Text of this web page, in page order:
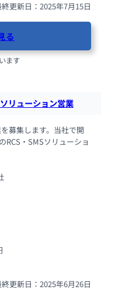
更新日：2025年7月15日
る
ます
リューション営業
募集します。当社で開
RCS・SMSソリューショ
更新日：2025年6月26日